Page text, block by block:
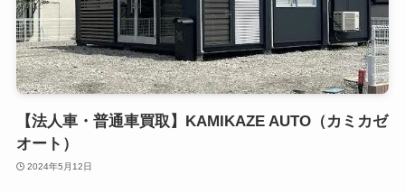
【法人車・普通車買取】KAMIKAZE AUTO（カミカゼ
オート）
2024年5月12日